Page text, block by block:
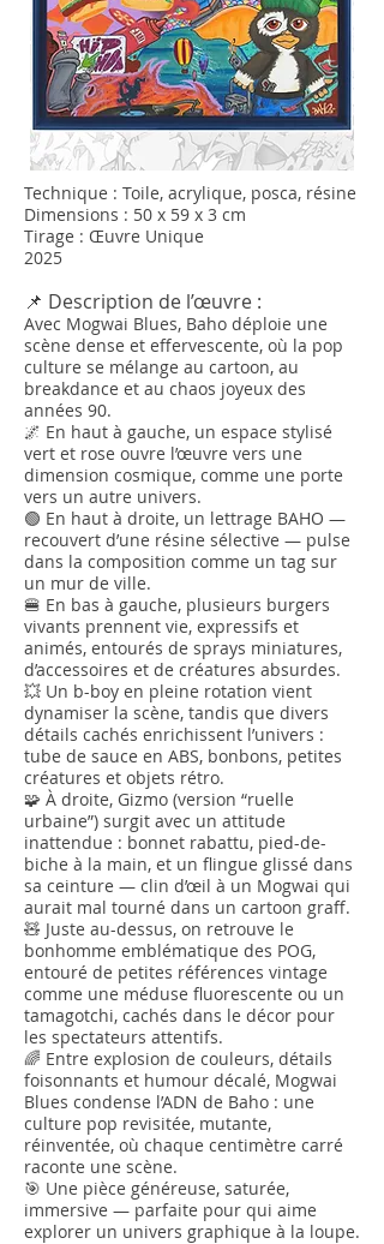
Technique : Toile, acrylique, posca, résine
Dimensions : 50 x 59 x 3 cm
Tirage : Œuvre Unique
2025
📌 Description de l’œuvre :
Avec Mogwai Blues, Baho déploie une
scène dense et effervescente, où la pop
culture se mélange au cartoon, au
breakdance et au chaos joyeux des
années 90.
🌌 En haut à gauche, un espace stylisé
vert et rose ouvre l’œuvre vers une
dimension cosmique, comme une porte
vers un autre univers.
🟢 En haut à droite, un lettrage BAHO —
recouvert d’une résine sélective — pulse
dans la composition comme un tag sur
un mur de ville.
🍔 En bas à gauche, plusieurs burgers
vivants prennent vie, expressifs et
animés, entourés de sprays miniatures,
d’accessoires et de créatures absurdes.
💥 Un b-boy en pleine rotation vient
dynamiser la scène, tandis que divers
détails cachés enrichissent l’univers :
tube de sauce en ABS, bonbons, petites
créatures et objets rétro.
🧩 À droite, Gizmo (version “ruelle
urbaine”) surgit avec un attitude
inattendue : bonnet rabattu, pied-de-
biche à la main, et un flingue glissé dans
sa ceinture — clin d’œil à un Mogwai qui
aurait mal tourné dans un cartoon graff.
🧸 Juste au-dessus, on retrouve le
bonhomme emblématique des POG,
entouré de petites références vintage
comme une méduse fluorescente ou un
tamagotchi, cachés dans le décor pour
les spectateurs attentifs.
🌈 Entre explosion de couleurs, détails
foisonnants et humour décalé, Mogwai
Blues condense l’ADN de Baho : une
culture pop revisitée, mutante,
réinventée, où chaque centimètre carré
raconte une scène.
🎯 Une pièce généreuse, saturée,
immersive — parfaite pour qui aime
explorer un univers graphique à la loupe.